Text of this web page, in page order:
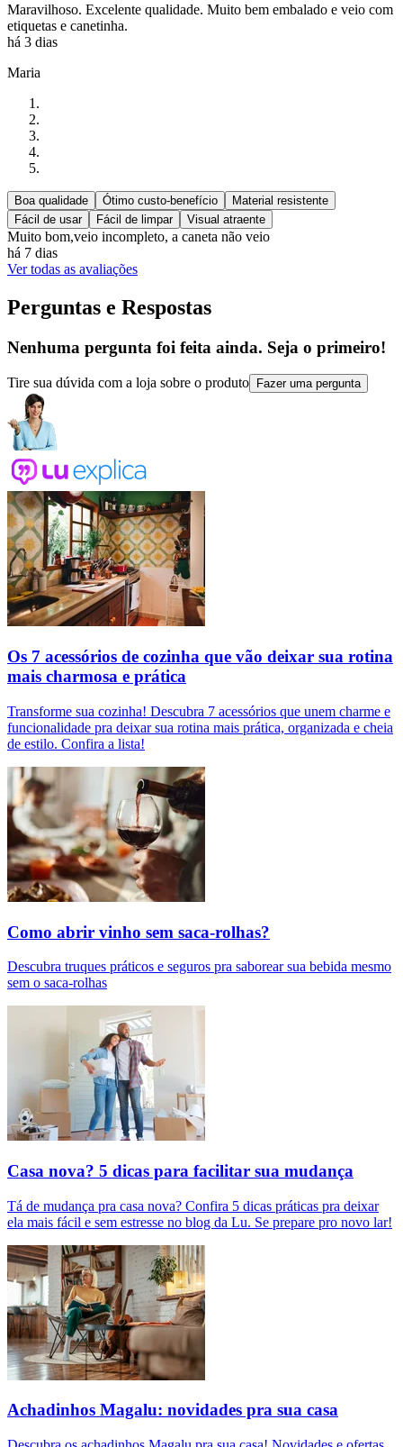
Maravilhoso. Excelente qualidade. Muito bem embalado e veio com
etiquetas e canetinha.
há 3 dias
Maria
Boa qualidade Ótimo custo-benefício
Material resistente
Fácil de usar
Fácil de limpar Visual atraente
Muito bom,veio incompleto, a caneta não veio
há 7 dias
Ver todas as avaliações
Perguntas e Respostas
Nenhuma pergunta foi feita ainda. Seja o primeiro!
Tire sua dúvida com a loja sobre o produto Fazer uma pergunta
Os 7 acessórios de cozinha que vão deixar sua rotina
mais charmosa e prática
Transforme sua cozinha! Descubra 7 acessórios que unem charme e
funcionalidade pra deixar sua rotina mais prática, organizada e cheia
de estilo. Confira a lista!
Como abrir vinho sem saca-rolhas?
Descubra truques práticos e seguros pra saborear sua bebida mesmo
sem o saca-rolhas
Casa nova? 5 dicas para facilitar sua mudança
Tá de mudança pra casa nova? Confira 5 dicas práticas pra deixar
ela mais fácil e sem estresse no blog da Lu. Se prepare pro novo lar!
Achadinhos Magalu: novidades pra sua casa